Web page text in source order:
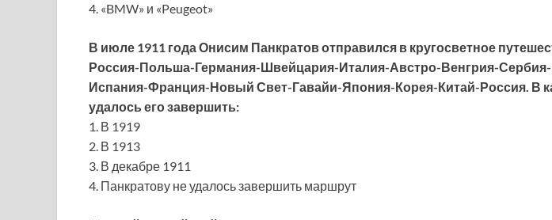
4. «BMW» и «Peugeot»
В июле 1911 года Онисим Панкратов отправился в кругосветное
Россия-Польша-Германия-Швейцария-Италия-Австро-Венгрия-
Испания-Франция-Новый Свет-Гавайи-Япония-Корея-Китай-Россия. В
удалось его завершить:
1. В 1919
2. В 1913
3. В декабре 1911
4. Панкратову не удалось завершить маршрут